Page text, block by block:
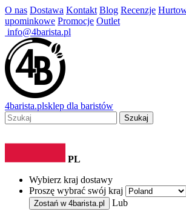
O nas Dostawa Kontakt Blog Recenzje
upominkowe Promocje Outlet
info@4barista.pl
4barista.plsklep dla baristów
Szukaj
PL
Wybierz kraj dostawy
Proszę wybrać swój kraj
Zostań w 4barista.pl Lub